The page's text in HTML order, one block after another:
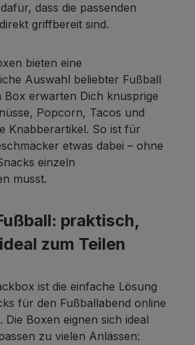
Cheese 500g Zutaten:
Sonnenblumenöl,
natürliche
Milch), Milcheiweiß,
100 g
476 / 1993 Fett 22 g
Fettsäuren 2,2 g
2,8 g
Zutaten: 60% Maisgrieß,
Süßmolkenpulver,
hydrolysiertes
Maieiweiß,
(kcal/KJ)
davon
dass die passenden
griffbereit sind.
bieten eine
Auswahl beliebter Fußball
Box erwarten Dich knusprige
Popcorn, Tacos und
Knabberartikel. So ist für
etwas dabei – ohne
einzeln
musst.
praktisch,
zum Teilen
ist die einfache Lösung
für den Fußballabend online
Boxen eignen sich ideal
zu vielen Anlässen: